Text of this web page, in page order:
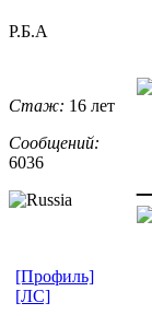
Р.Б.А
Стаж: 16 лет
Сообщений:
6036
[Профиль]
[ЛС]